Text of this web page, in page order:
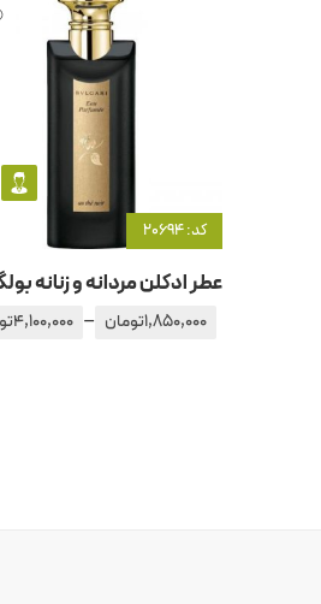
کد: 20694
1,850,000تومان –
4,100,000